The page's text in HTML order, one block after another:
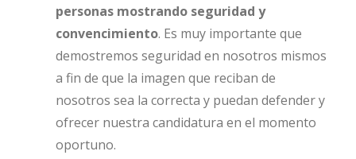
personas mostrando seguridad y
convencimiento. Es muy importante que
demostremos seguridad en nosotros mismos
a fin de que la imagen que reciban de
nosotros sea la correcta y puedan defender y
ofrecer nuestra candidatura en el momento
oportuno.